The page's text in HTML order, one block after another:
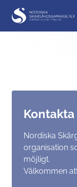
Kontakta
Nordiska
organisation
möjligt.
Välkommen